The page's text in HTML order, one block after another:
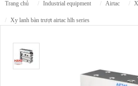
trang chủ industrial equipment airtac
xy lanh bàn trượt airtac hlh series